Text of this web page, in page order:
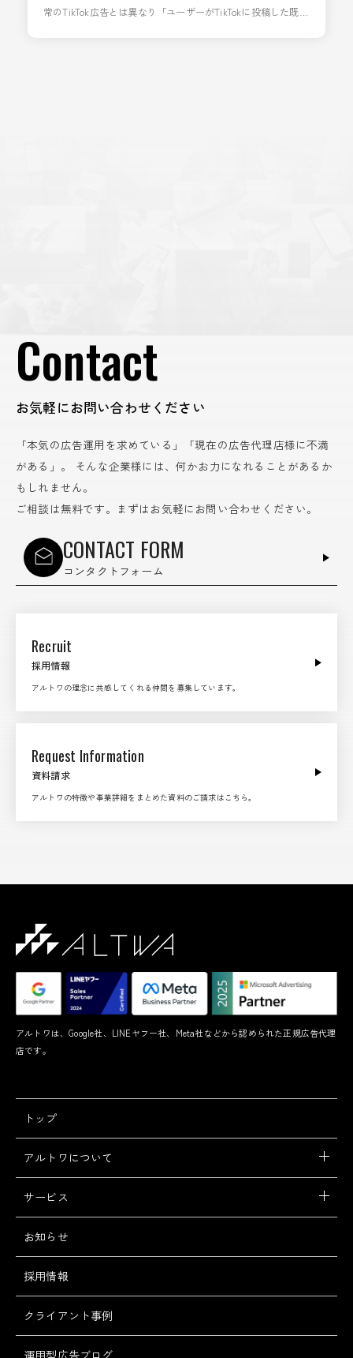
常のTikTok広告とは異なり「ユーザーがTikTokに投稿した既存
Contact
お気軽にお問い合わせください
「本気の広告運用を求めている」「現在の広告代理店様に不満
がある」。
そんな企業様には、何かお力になれることがあるか
もしれません。
ご相談は無料です。まずはお気軽にお問い合わせください。
CONTACT FORM
コンタクトフォーム
Recruit
採用情報
アルトワの理念に共感してくれる仲間を募集しています。
Request Information
資料請求
アルトワの特徴や事業詳細をまとめた資料のご請求はこちら。
アルトワは、Google社、LINEヤフー社、Meta社などから認められた正規広告代理
店です。
トップ
アルトワについて
サービス
お知らせ
採用情報
クライアント事例
運用型広告ブログ